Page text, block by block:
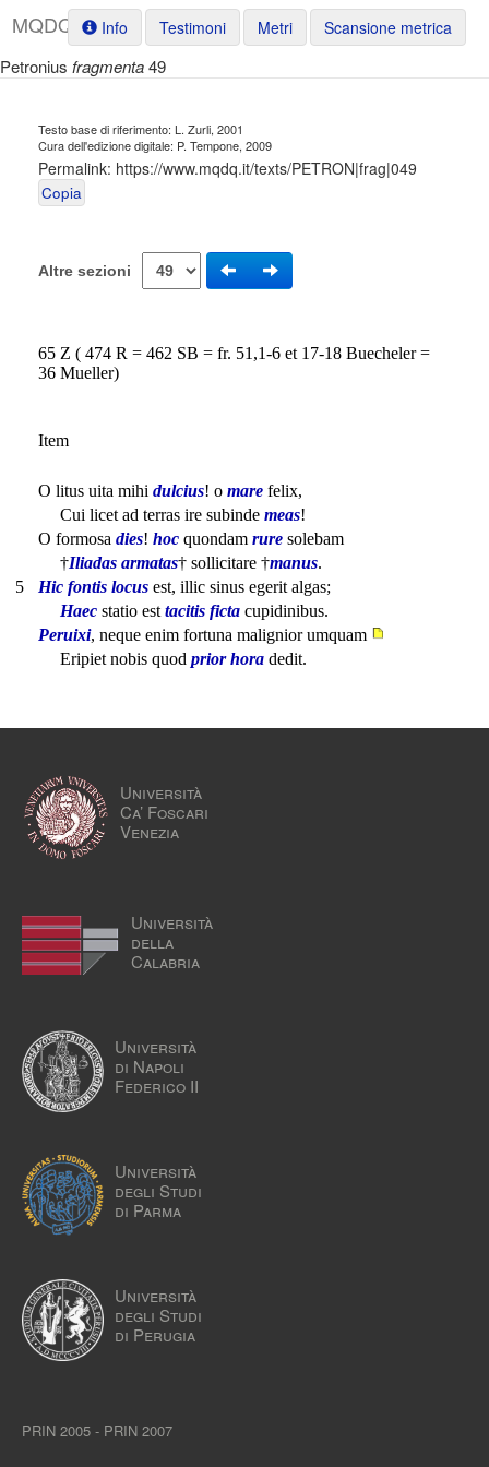
MQDQ Info Testimoni Metri Scansione metrica
Petronius fragmenta49
Testo base di riferimento: L. Zurli, 2001
Cura dell'edizione digitale: P. Tempone, 2009
Permalink: https://www.mqdq.it/texts/PETRON|frag|049
Copia
Altre sezioni
65 Z ( 474 R = 462 SB = fr. 51,1-6 et 17-18 Buecheler =
36 Mueller)
Item
O litus uita mihi dulcius! o mare felix,
Cui licet ad terras ire subinde meas!
O formosa dies! hoc quondam rure solebam
†Iliadas armatas† sollicitare †manus.
5
Hic fontis locus est, illic sinus egerit algas;
Haec statio est tacitis ficta cupidinibus.
Peruixi, neque enim fortuna malignior umquam
Eripiet nobis quod prior hora dedit.
Università
Ca’ Foscari
Venezia
Università
della
Calabria
Università
di Napoli
Federico II
Università
degli Studi
di Parma
Università
degli Studi
di Perugia
PRIN 2005 - PRIN 2007